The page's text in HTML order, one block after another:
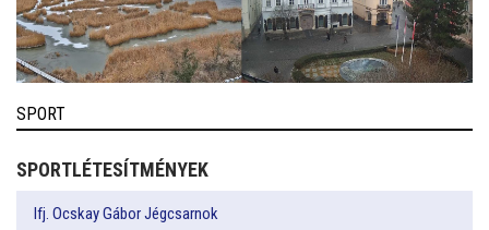
SPORT
SPORTLÉTESÍTMÉNYEK
Ifj. Ocskay Gábor Jégcsarnok